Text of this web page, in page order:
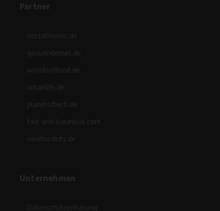
Partner
netzathleten.de
gesuendernet.de
worldsoffood.de
urbanlife.de
planetoftech.de
fast-and-luxurious.com
newfoodcity.de
Unternehmen
Datenschutzerklärung